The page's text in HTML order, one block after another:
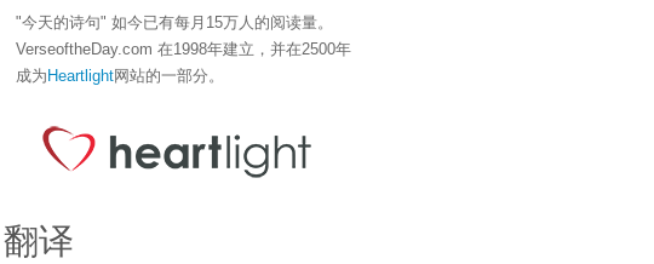
"今天的诗句" 如今已有每月15万人的阅读量。
VerseoftheDay.com 在1998年建立，并在2500年
成为 Heartlight网站的一部分。
翻译